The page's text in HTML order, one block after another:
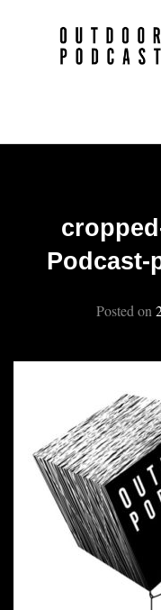
À PROPOS
Podcast-
Posted on